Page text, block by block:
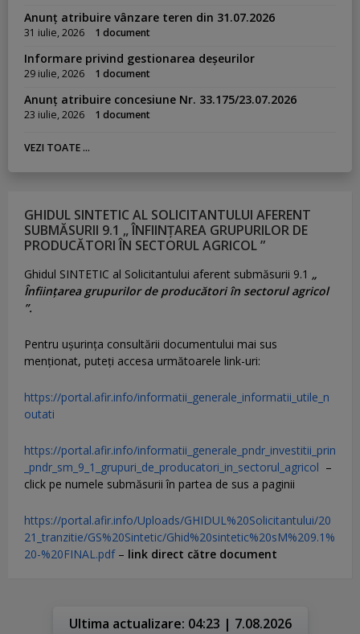
Anunț atribuire vânzare teren din 31.07.2026
31 iulie, 2026 1 document
Informare privind gestionarea deșeurilor
29 iulie, 2026 1 document
Anunț atribuire concesiune Nr. 33.175/23.07.2026
23 iulie, 2026 1 document
VEZI TOATE ...
GHIDUL SINTETIC AL SOLICITANTULUI AFERENT
SUBMĂSURII 9.1 „ ÎNFIINȚAREA GRUPURILOR DE
PRODUCĂTORI ÎN SECTORUL AGRICOL ”
Ghidul SINTETIC al Solicitantului aferent submăsurii 9.1 „
Înființarea grupurilor de producători în sectorul agricol
”.
Pentru uşurinţa consultării documentului mai sus
menţionat, puteţi accesa următoarele link-uri:
https://portal.afir.info/informatii_generale_informatii_utile_n
outati
https://portal.afir.info/informatii_generale_pndr_investitii_prin
_pndr_sm_9_1_grupuri_de_producatori_in_sectorul_agricol –
click pe numele submăsurii în partea de sus a paginii
https://portal.afir.info/Uploads/GHIDUL%20Solicitantului/20
21_tranzitie/GS%20Sintetic/Ghid%20sintetic%20sM%209.1%
20-%20FINAL.pdf– link direct către document
Ultima actualizare: 04:23 | 7.08.2026